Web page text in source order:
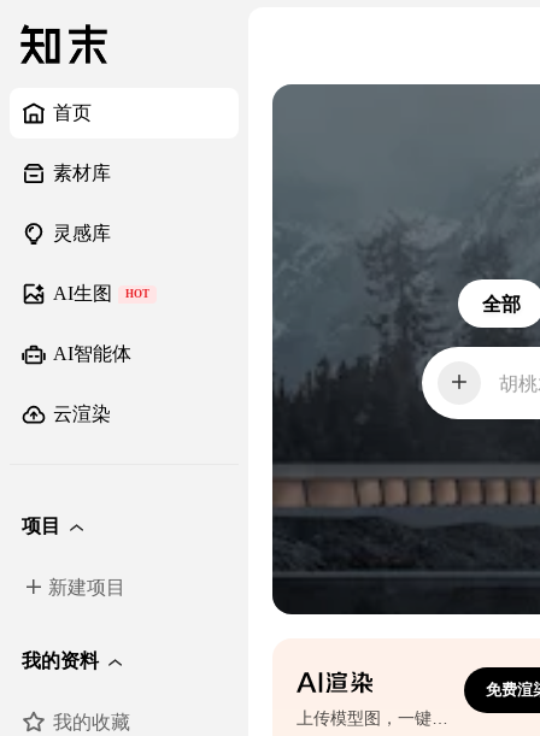
首页
素材库
灵感库
AI生图 HOT
AI智能体
云渲染
项目
新建项目
我的资料
我的收藏
全部
胡
上传模型图，一键生成效果图
免费渲